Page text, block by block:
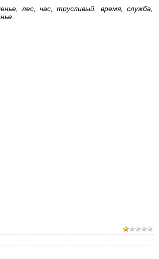
лес, час, трусливый, время, служба,
.